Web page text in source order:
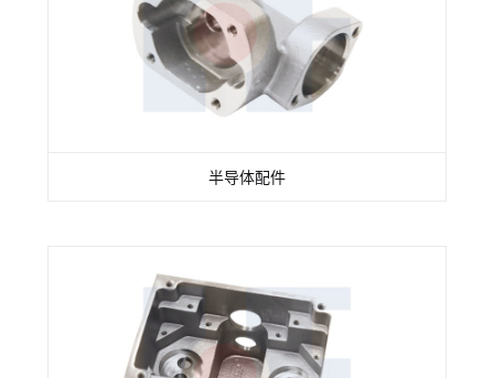
半导体配件